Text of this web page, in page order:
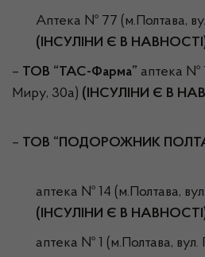
Аптека № 77 (м.Полтава,
(ІНСУЛІНИ Є В
– ТОВ “ТАС-Фарма” аптека №
Миру, 30а) (ІНСУЛІНИ Є В
– ТОВ “ПОДОРОЖНИК
аптека № 14 (м.Полтава,
(ІНСУЛІНИ Є В
аптека № 1 (м.Полтава, вул.